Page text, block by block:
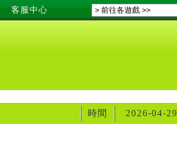
客服中心
時間 2026-04-29